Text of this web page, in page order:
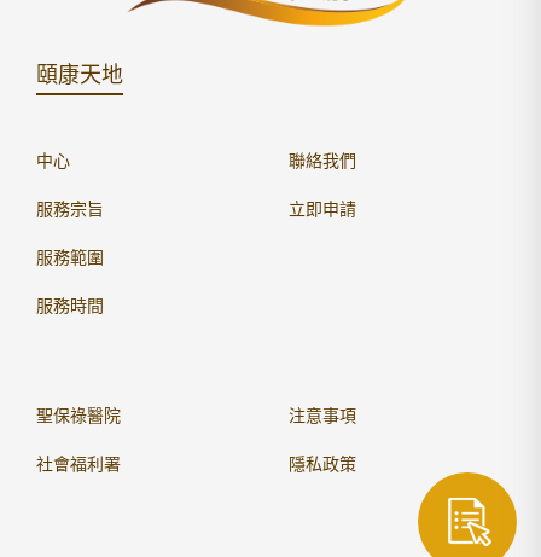
頤康天地
中心
服務宗旨
服務範圍
服務時間
聯絡我們
立即申請
聖保祿醫院
社會福利署
注意事項
隱私政策